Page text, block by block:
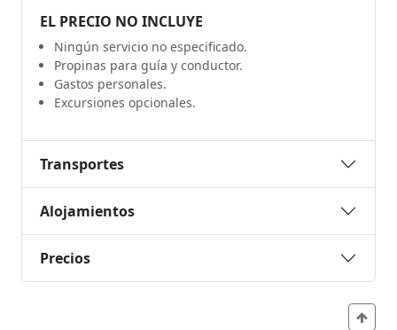
EL PRECIO NO INCLUYE
Ningún servicio no especificado.
Propinas para guía y conductor.
Gastos personales.
Excursiones opcionales.
Transportes
Alojamientos
Precios